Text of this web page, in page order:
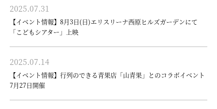
2025.07.31
【イベント情報】8月3日(日)エリスリーナ西原ヒルズガーデンにて
「こどもシアター」上映
2025.07.14
【イベント情報】行列のできる青果店「山青果」とのコラボイベント
7月27日開催